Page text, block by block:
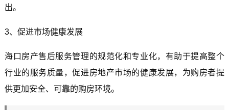
出。
3、促进市场健康发展
海口房产售后服务管理的规范化和专业化，有助于提高整个
行业的服务质量，促进房地产市场的健康发展，为购房者提
供更加安全、可靠的购房环境。